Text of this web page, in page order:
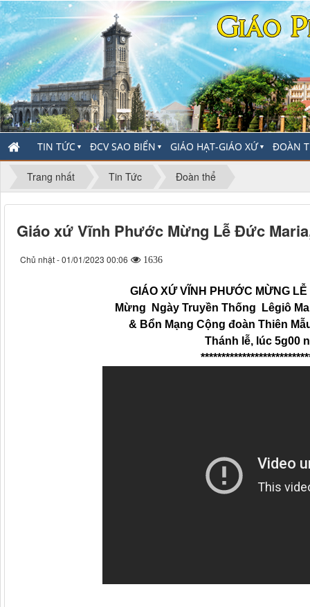
TIN TỨC ▼ ĐCV SAO BIỂN ▼ GIÁO HẠT-GIÁO XỨ▼ ĐOÀN
Trang nhất Tin Tức Đoàn thể
Giáo xứ Vĩnh Phước Mừng Lễ Đức
Chủ nhật - 01/01/2023 00:06 1636
GIÁO XỨ VĨNH PHƯỚC MỪNG LỄ
Mừng Ngày Truyền Thống Lêgiô
& Bổn Mạng Cộng đoàn Thiên
Thánh lễ, lúc 5g00